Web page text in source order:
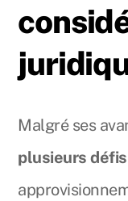
Malgré ses
plusieurs défis